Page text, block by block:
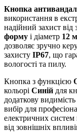
Кнопка
використання в
надійний захист
форму і діаметр 12
дозволяє зручно
захисту IP67, що
вологості та пилу.
Кнопка з функцією
кольорі Синій для
додаткову
вибір для
електричних
від зовнішніх